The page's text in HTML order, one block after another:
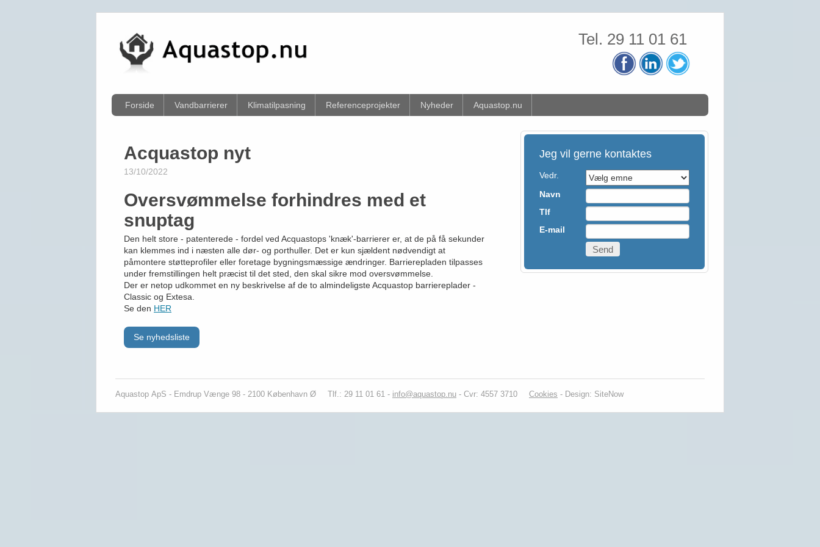
Tel. 29 11 01 61
Forside Vandbarrierer Klimatilpasning Referenceprojekter Nyheder Aquastop.nu
Acquastop nyt
13/10/2022
Oversvømmelse forhindres med et
snuptag
Den helt store - patenterede - fordel ved Acquastops 'knæk'-barrierer er, at de på få sekunder
kan klemmes ind i næsten alle dør- og porthuller. Det er kun sjældent nødvendigt at
påmontere støtteprofiler eller foretage bygningsmæssige ændringer. Barrierepladen tilpasses
under fremstillingen helt præcist til det sted, den skal sikre mod oversvømmelse.
Der er netop udkommet en ny beskrivelse af de to almindeligste Acquastop barriereplader -
Classic og Extesa.
Se den HER
Se nyhedsliste
Jeg vil gerne kontaktes
Vedr.
Navn
Tlf
E-mail
Send
Aquastop ApS - Emdrup Vænge 98 - 2100 København Ø Tlf.: 29 11 01 61 - info@aquastop.nu - Cvr: 4557 3710 Cookies - Design: SiteNow